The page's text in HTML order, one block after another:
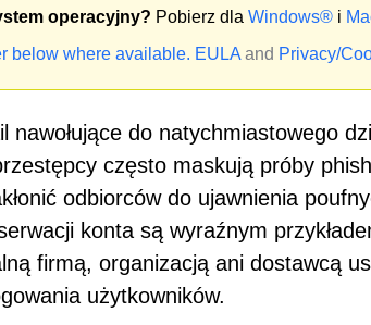
operacyjny? Pobierz dla Windows®i
below where available. EULA and Privacy/
do natychmiastowego
często maskują próby
odbiorców do ujawnienia
konta są wyraźnym
firmą, organizacją ani dostawcą
użytkowników.